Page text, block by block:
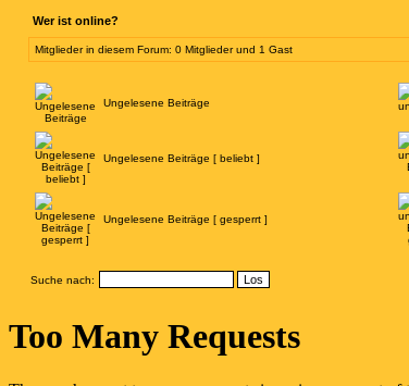
Wer ist online?
Mitglieder in diesem Forum: 0 Mitglieder und 1 Gast
Ungelesene Beiträge
Ungelesene Beiträge [ beliebt ]
Ungelesene Beiträge [ gesperrt ]
Suche nach: